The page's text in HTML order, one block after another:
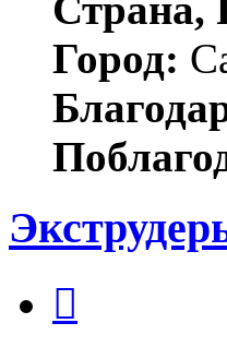
Город: